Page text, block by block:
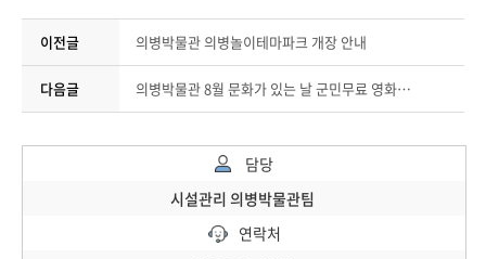
이전글 의병박물관 의병놀이테마파크 개장 안내
다음글 의병박물관 8월 문화가 있는 날 군민무료 영화 상영 안내(레미제라블)
담당
시설관리 의병박물관팀
연락처